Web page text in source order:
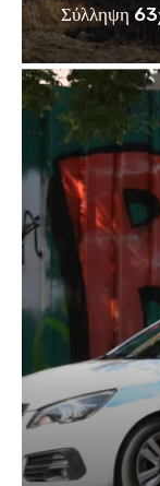
Σύλληψη